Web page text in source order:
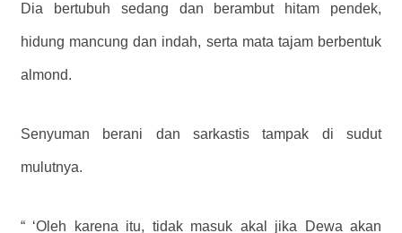
Dia bertubuh sedang dan berambut hitam pendek,
hidung mancung dan indah, serta mata tajam berbentuk
almond.
Senyuman berani dan sarkastis tampak di sudut
mulutnya.
“ ‘Oleh karena itu, tidak masuk akal jika Dewa akan